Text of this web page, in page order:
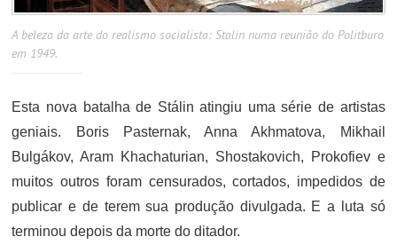
A beleza da arte do realismo socialista: Stalin numa reunião do Politburo
em 1949.
Esta nova batalha de Stálin atingiu uma série de artistas
geniais. Boris Pasternak, Anna Akhmatova, Mikhail
Bulgákov, Aram Khachaturian, Shostakovich, Prokofiev e
muitos outros foram censurados, cortados, impedidos de
publicar e de terem sua produção divulgada. E a luta só
terminou depois da morte do ditador.